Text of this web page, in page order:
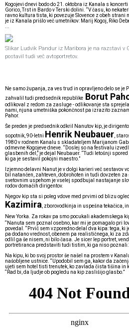
Kogojevi dnevi bodo do 21. oktobra iz Kanala s
Gorico, Trst in Bardo v Terski dolini. “V času, ko
ravno kultura tista, ki povezuje Slovence z obeh strani
je iz Kanala prišlo več umetnikov: Marij Kogoj, Riko
Slikar Ludvik Pandur iz Maribora je na razstavi v
postavil tudi več avtoportretov.
Ne samo županja, za ves trud in opravljeno delo se je
zahvalil tudi predsednik republike Borut
odlikoval z redom za zasluge - odlikovanje sta
nami, njuna umetniška pokončnost pa izrazito
Pahor.
Še preden je predsednik odkril Nanutov kip, je
sopotnik, 90-letni Henrik Neubauer ,
1980 v rodnem Kanalu s skladateljem Marijanom
odmevne Kogojeve dneve. “Doslej so na festivalu
glasbenih del,” je dejal Neubauer. “Tudi letošnji
ki ga je sestavil pokojni maestro.”
Izjemno delavni Nanut je v dolgi karieri več sestavov
bil natančen, zahteven, dobrohoten in tudi dovzeten
svetovnim uspehom je vselej spodbujal nastajanje
rodov domačih dirigentov.
Njegov kip sta si poleg vdove med prvimi od blizu
Kazimira , zborovodkinja in uspešna tekačica, in
New Yorka. Za rokav pa smo pocukali akademskega
“Nanuta sem poznal osebno, kar mi je pomagalo pri
povedal. “Prvič sem vzporedno delal dva kipa: tega,
pa dodano vrednost, obenem pa realističnega, ki za
odlil ga še nisem, ni bilo časa. Je sicer lep portret,
portretiranca predstaviti tudi tistim, ki ga niso
Na kipu, ki bo svoj prostor še našel na prostem v
našobljene ustnice. “Upodobil sem ga, kakor da
ujeti sem hotel tisti trenutek, ko zavlada čista tišina in
“Rad bi, da ljudje ob pogledu na kip zaslišijo glasbo.”